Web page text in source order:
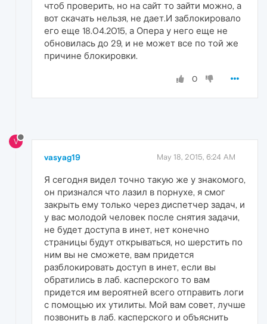
чтоб проверить, но на сайт то зайти можно, а
вот скачать нельзя, не дает.И заблокировало
его еще 18.04.2015, а Опера у него еще не
обновилась до 29, и не может все по той же
причине блокировки.
0
V
vasyag19 May 18, 2015, 6:24 AM
Я сегодня видел точно такую же у знакомого,
он признался что лазил в порнухе, я смог
закрыть ему только через диспетчер задач, и
у вас молодой человек после снятия задачи,
не будет доступа в инет, нет конечно
страницы будут открываться, но шерстить по
ним вы не сможете, вам придется
разблокировать доступ в инет, если вы
обратились в лаб. касперского то вам
придется им вероятней всего отправить логи
с помощью их утилиты. Мой вам совет, лучше
позвонить в лаб. касперского и объяснить